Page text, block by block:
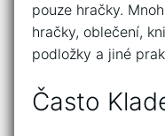
pouze hračky.
hračky, oblečení,
podložky a jiné
Často